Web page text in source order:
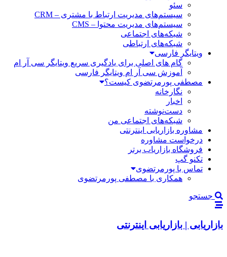
سئو
سیستم‌های مدیریت ارتباط با مشتری – CRM
سیستم‌های مدیریت محتوا – CMS
شبکه‌های اجتماعی
شبکه‌های ارتباطی
ویتایگر فارسی
گام های اصلی برای یادگیری سریع ویتایگر سی آر ام
آموزش سی آر ام ویتایگر فارسی
مصطفی پورمرتضوی کیست؟
نگارخانه
اخبار
دست‌نوشته
شبکه‌های اجتماعی من
مشاوره بازاریابی اینترنتی
درخواست مشاوره
فروشگاه بازاریاب برتر
تکنو گپ
تماس با پورمرتضوی
همکاری با مصطفی پورمرتضوی
جستجو
بازاریابی | بازاریابی اینترنتی